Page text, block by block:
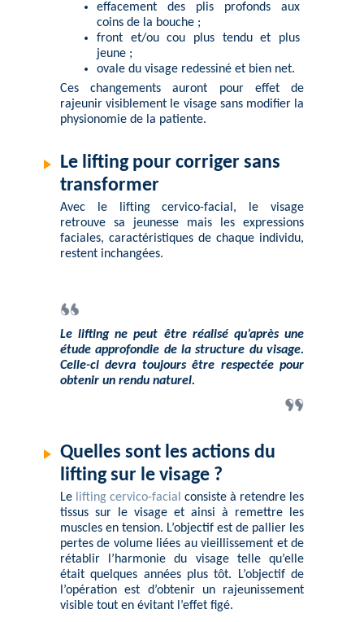
effacement des plis profonds aux
coins de la bouche ;
front et/ou cou plus tendu et plus
jeune ;
ovale du visage redessiné et bien net.
Ces changements auront pour effet de
rajeunir visiblement le visage sans modifier la
physionomie de la patiente.
Le lifting pour corriger sans
transformer
Avec le lifting cervico-facial, le visage
retrouve sa jeunesse mais les expressions
faciales, caractéristiques de chaque individu,
restent inchangées.
Le lifting ne peut être réalisé qu’après une
étude approfondie de la structure du visage.
Celle-ci devra toujours être respectée pour
obtenir un rendu naturel.
Quelles sont les actions du
lifting sur le visage ?
Le lifting cervico-facial consiste à retendre les
tissus sur le visage et ainsi à remettre les
muscles en tension. L’objectif est de pallier les
pertes de volume liées au vieillissement et de
rétablir l’harmonie du visage telle qu’elle
était quelques années plus tôt. L’objectif de
l’opération est d’obtenir un rajeunissement
visible tout en évitant l’effet figé.